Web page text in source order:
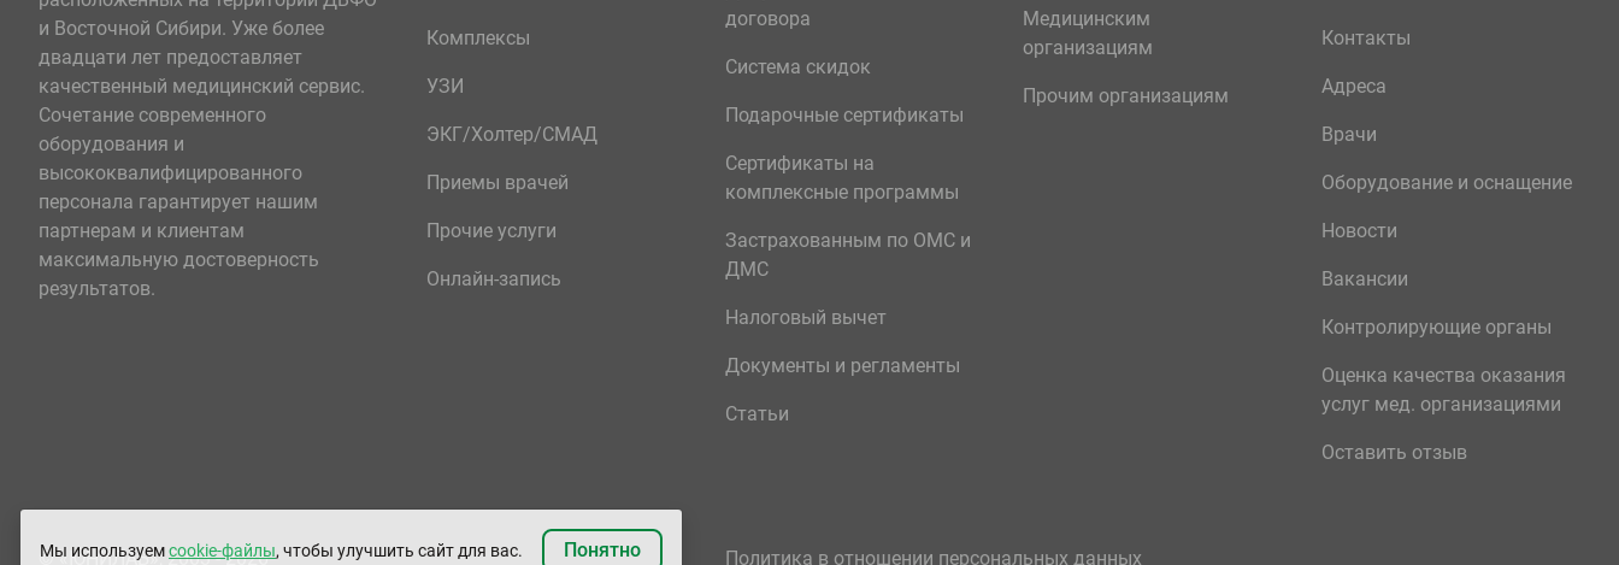
и Восточной Сибири. Уже более
двадцати лет предоставляет
качественный медицинский сервис.
Сочетание современного
оборудования и
высококвалифицированного
персонала гарантирует нашим
партнерам и клиентам
максимальную достоверность
результатов.
Комплексы
УЗИ
ЭКГ/Холтер/СМАД
Приемы врачей
Прочие услуги
Онлайн-запись
договора
Система скидок
Подарочные сертификаты
Сертификаты на
комплексные программы
Застрахованным по ОМС и
ДМС
Налоговый вычет
Документы и регламенты
Статьи
Медицинским
организациям
Прочим организациям
Контакты
Адреса
Врачи
Оборудование и оснащение
Новости
Вакансии
Контролирующие органы
Оценка качества оказания
услуг мед. организациями
Оставить отзыв
© «ЮНИЛАБ», 2003 - 2026 Политика в отношении персональных данных
Мы используемcookie-файлы, чтобы улучшить сайт для вас. Понятно